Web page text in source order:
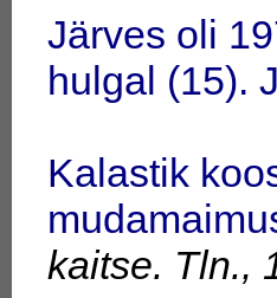
Järves oli
hulgal (15).
Kalastik
kaitse. Tln.,